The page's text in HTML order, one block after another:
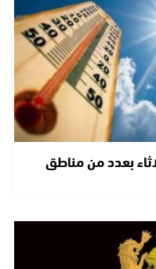
بعدد من مناطق